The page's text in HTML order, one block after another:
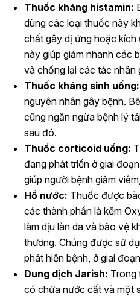
Thuốc kháng histamin:
dùng các loại thuốc này
chất gây dị ứng hoặc
này giúp giảm nhanh các
và chống lại các tác nhân
Thuốc kháng sinh uống:
nguyên nhân gây bệnh.
cũng ngăn ngừa bệnh lý
sau đó.
Thuốc corticoid uống:
đang phát triển ở giai
giúp người bệnh giảm
Hồ nước: Thuốc được
các thành phần là kẽm
làm dịu làn da và bảo vệ
thương. Chúng được sử
phát hiện bệnh, ở giai
Dung dịch Jarish: Trong
có chứa nước cất và một